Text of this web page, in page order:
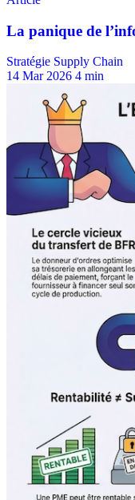
Stratégie Supply Chain
14 Mar 2026 4 min